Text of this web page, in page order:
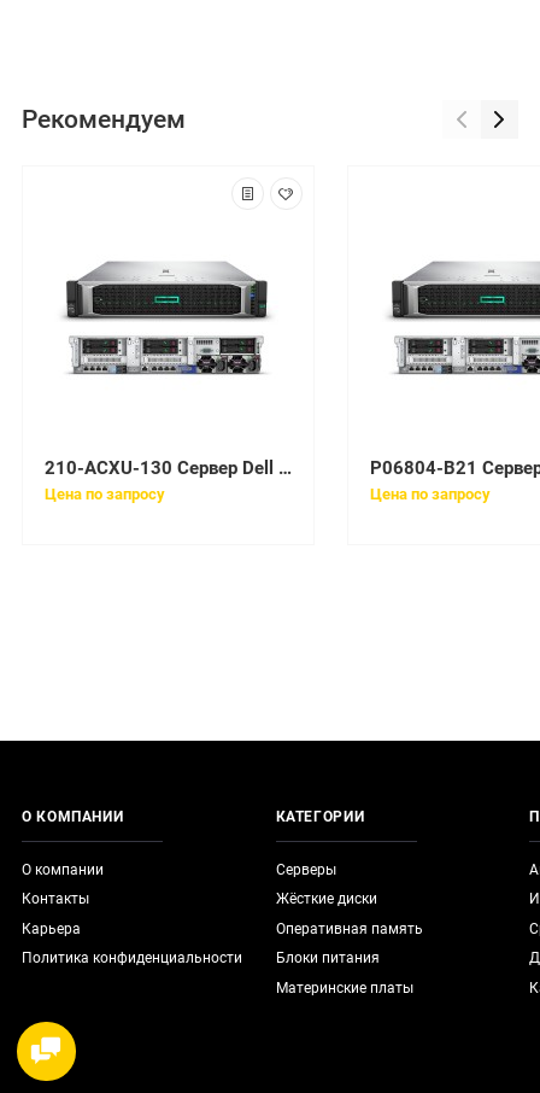
Рекомендуем
210-ACXU-130 Сервер Dell PowerEdge R730 (8BxLFF) E5-2640v4
Цена по запросу Цена по запросу
О КОМПАНИИ
О компании
Контакты
Карьера
Политика конфиденциальности
КАТЕГОРИИ
Серверы
Жёсткие диски
Оперативная память
Блоки питания
Материнские платы